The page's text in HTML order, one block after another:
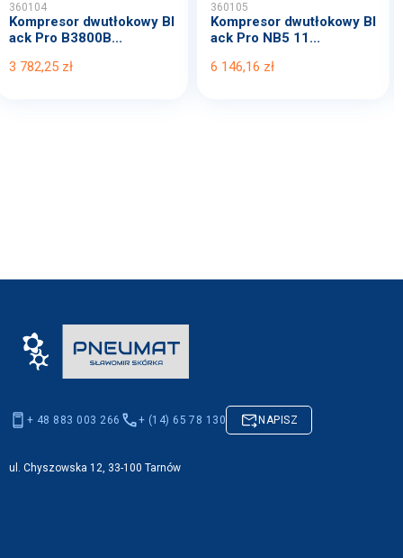
360104
Kompresor dwutłokowy Bl
ack Pro B3800B...
3 782,25 zł
360105
Kompresor dwutłokowy Bl
ack Pro NB5 11...
6 146,16 zł
+ 48 883 003 266 + (14) 65 78 130 NAPISZ
ul. Chyszowska 12, 33-100 Tarnów